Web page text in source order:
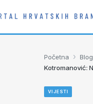
Početna › Blog
Kotromanović:
VIJESTI